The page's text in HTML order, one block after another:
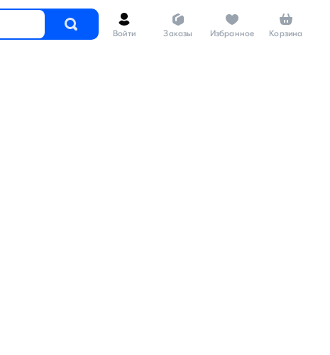
Войти Заказы Избранное Корзина